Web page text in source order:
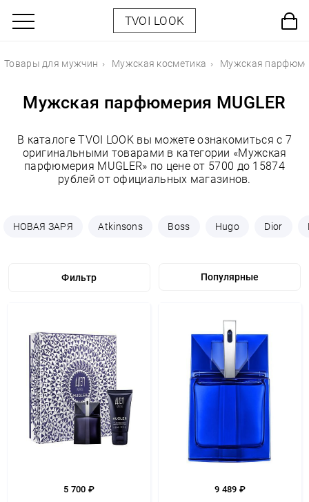
TVOI LOOK
Товары для мужчин Мужская косметика Мужская
Мужская парфюмерия MUGLER
В каталоге TVOI LOOK вы можете ознакомиться с 7
оригинальными товарами в категории «Мужская
парфюмерия MUGLER» по цене от 5700 до 15874
рублей от официальных магазинов.
НОВАЯ ЗАРЯ Atkinsons Boss Hugo Dior
Фильтр
5 700 ₽ 9 489 ₽